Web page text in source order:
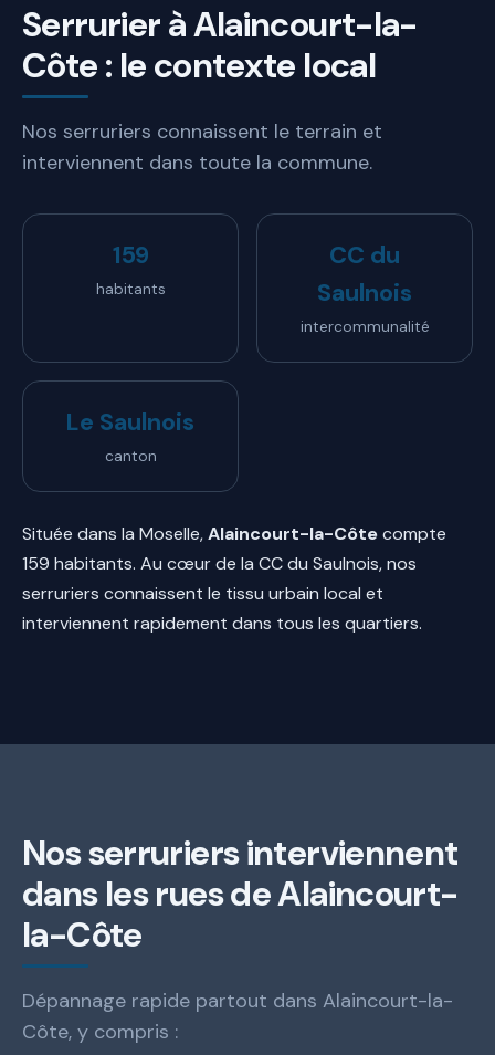
Serrurier à Alaincourt-la-
Côte : le contexte local
Nos serruriers connaissent le terrain et
interviennent dans toute la commune.
159
habitants
CC du
Saulnois
intercommunalité
Le Saulnois
canton
Située dans la Moselle,Alaincourt-la-Côtecompte
159 habitants. Au cœur de la CC du Saulnois, nos
serruriers connaissent le tissu urbain local et
interviennent rapidement dans tous les quartiers.
Nos serruriers interviennent
dans les rues de Alaincourt-
la-Côte
Dépannage rapide partout dans Alaincourt-la-
Côte, y compris :